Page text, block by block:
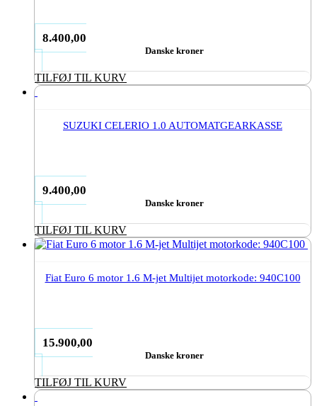
8.400,00
Danske kroner
TILFØJ TIL KURV
SUZUKI CELERIO 1.0 AUTOMATGEARKASSE
9.400,00
Danske kroner
TILFØJ TIL KURV
Fiat Euro 6 motor 1.6 M-jet Multijet motorkode: 940C100
15.900,00
Danske kroner
TILFØJ TIL KURV